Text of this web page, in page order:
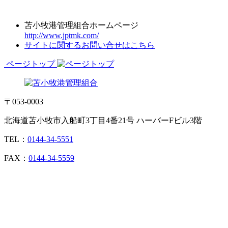
苫小牧港管理組合ホームページ
http://www.jptmk.com/
サイトに関するお問い合せはこちら
ページトップ
〒053-0003
北海道苫小牧市入船町3丁目4番21号 ハーバーFビル3階
TEL： 0144-34-5551
FAX： 0144-34-5559